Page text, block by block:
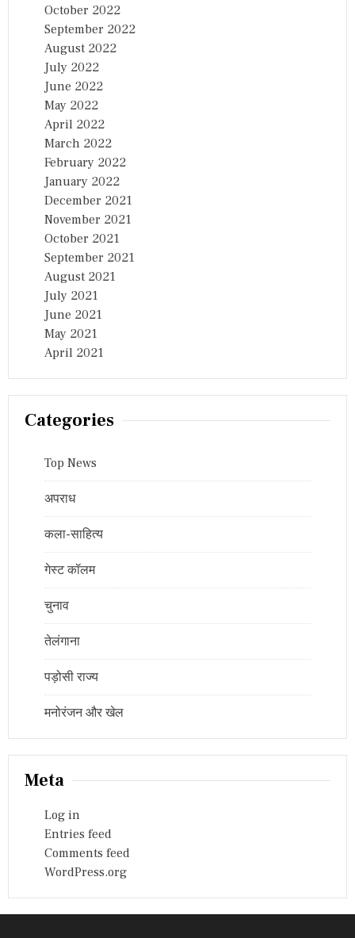
October 2022
September 2022
August 2022
July 2022
June 2022
May 2022
April 2022
March 2022
February 2022
January 2022
December 2021
November 2021
October 2021
September 2021
August 2021
July 2021
June 2021
May 2021
April 2021
Categories
Top News
अपराध
कला-साहित्य
गेस्ट कॉलम
चुनाव
तेलंगाना
पड़ोसी राज्य
मनोरंजन और खेल
Meta
Log in
Entries feed
Comments feed
WordPress.org